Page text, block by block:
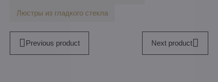
Люстры из гладкого стекла
Previous product Next product